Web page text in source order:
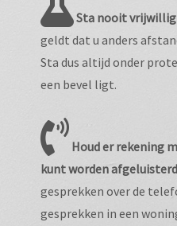
Sta nooit vrijwillig
geldt dat u anders
Sta dus altijd onder
een bevel ligt.
Houd er rekening
kunt worden
gesprekken over de
gesprekken in een